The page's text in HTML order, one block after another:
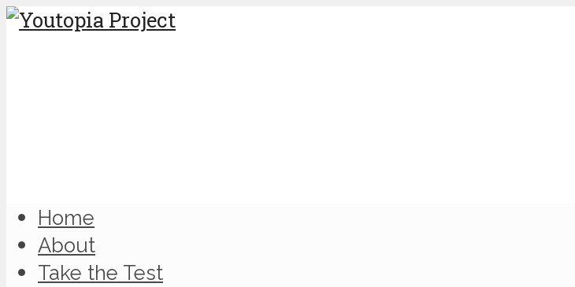
Home
About
Take the Test